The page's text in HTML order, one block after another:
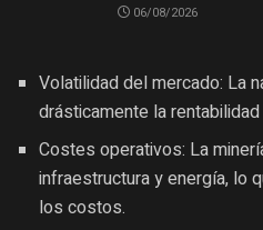
06/08/2026
Volatilidad del mercado: La
drásticamente la
Costes operativos: La
infraestructura y energía, lo
los costos.